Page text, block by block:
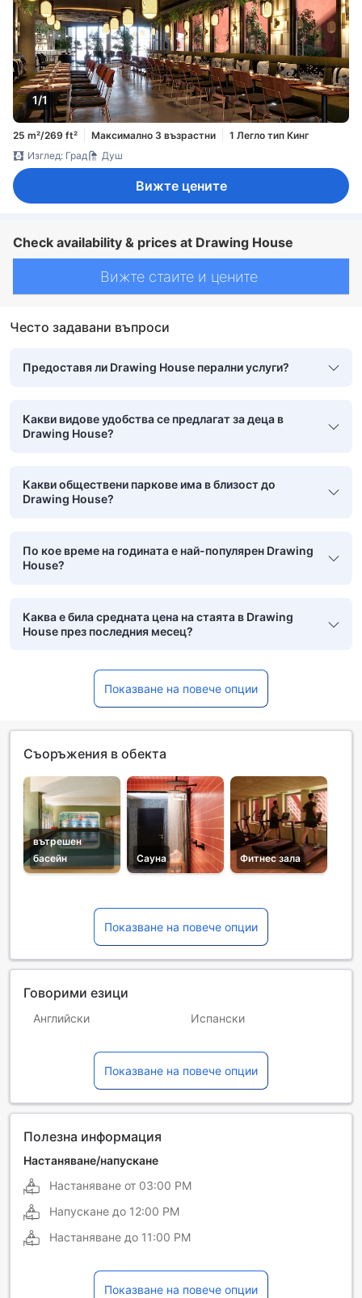
1/1
25 m²/269 ft² Максимално 3 възрастни
1 Легло тип Кинг
Изглед: Град
Душ
Вижте цените
Check availability & prices at Drawing House
Вижте стаите и цените
Често задавани въпроси
Предоставя ли Drawing House перални услуги?
Какви видове удобства се предлагат за деца в
Drawing House?
Какви обществени паркове има в близост до
Drawing House?
По кое време на годината е най-популярен Drawing
House?
Каква е била средната цена на стаята в Drawing
House през последния месец?
Показване на повече опции
Съоръжения в обекта
вътрешен
басейн
Сауна Фитнес зала
Показване на повече опции
Говорими езици
Английски Испански
Украински
Френски
Показване на повече опции
Полезна информация
Настаняване/напускане
Настаняване от 03:00 PM
Напускане до 12:00 PM
Настаняване до 11:00 PM
Показване на повече опции